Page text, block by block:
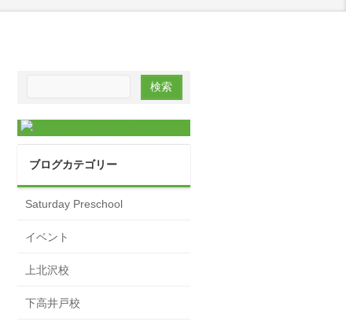
ブログカテゴリー
Saturday Preschool
イベント
上北沢校
下高井戸校